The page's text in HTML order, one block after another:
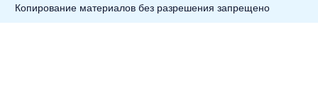
Копирование материалов без разрешения запрещено